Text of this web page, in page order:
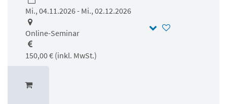
Mi., 04.11.2026 - Mi., 02.12.2026
Online-Seminar
150,00 € (inkl. MwSt.)